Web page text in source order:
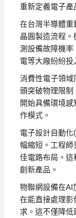
重新定義電子產
在台灣半導體
晶圓製造流程
測設備故障機
電等大廠紛紛投
消費性電子領
頭突破物理限制
開始具備環境
作模式。
電子設計自動
幅縮短。工程
佳電路布局。這
創新產品。
物聯網設備在AI
在能直接處理影
求。這不僅降低